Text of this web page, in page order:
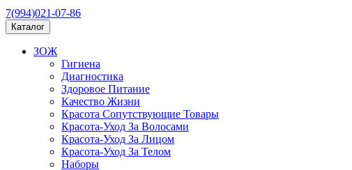
7(994)021-07-86
Каталог
ЗОЖ
Гигиена
Диагностика
Здоровое Питание
Качество Жизни
Красота Сопутствующие Товары
Красота-Уход За Волосами
Красота-Уход За Лицом
Красота-Уход За Телом
Наборы